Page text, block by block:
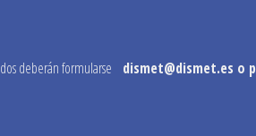
deberán formularse
dismet@dismet.es o